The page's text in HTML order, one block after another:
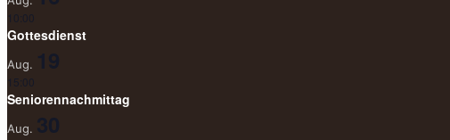
10:00
Gottesdienst
Aug. 19
15:00
Seniorennachmittag
Aug. 30